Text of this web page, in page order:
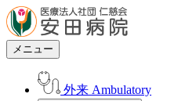
メニュー
外来 Ambulatory